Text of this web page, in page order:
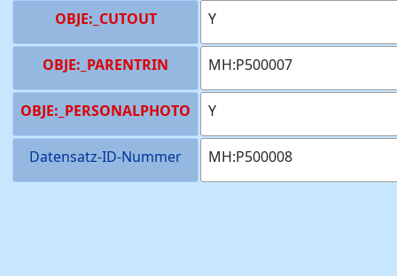
OBJE:_CUTOUT Y
OBJE:_PARENTRIN MH:P500007
OBJE:_PERSONALPHOTO Y
Datensatz-ID-Nummer MH:P500008